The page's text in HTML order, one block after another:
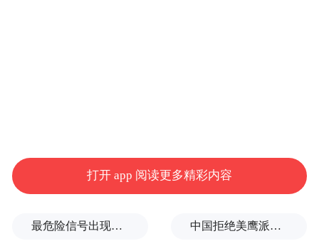
打开 app 阅读更多精彩内容
最危险信号出现！全球能源大动脉岌岌可危 中国拒绝美鹰派副防长访华？弦外之音被热议